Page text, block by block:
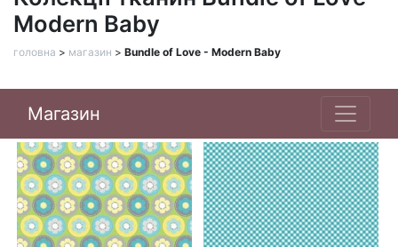
Modern Baby
головна > магазин > Bundle of Love - Modern Baby
Магазин